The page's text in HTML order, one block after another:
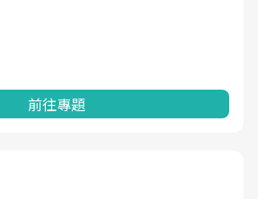
前往專題